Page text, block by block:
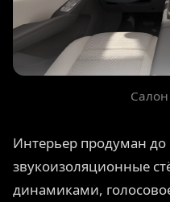
Салон
Интерьер продуман
звукоизоляционные
динамиками,